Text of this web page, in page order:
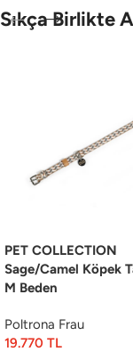
Sıkça Birlikte
PET COLLECTION
Sage/Camel Köpek
M Beden
Poltrona Frau
19.770 TL